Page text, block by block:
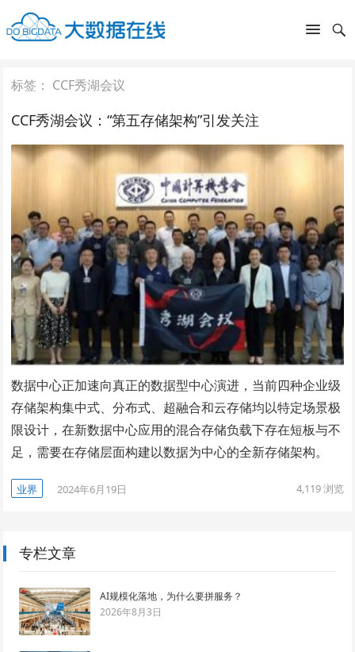
标签： CCF秀湖会议
CCF秀湖会议：“第五存储架构”引发关注
数据中心正加速向真正的数据型中心演进，当前四种企业级
存储架构集中式、分布式、超融合和云存储均以特定场景极
限设计，在新数据中心应用的混合存储负载下存在短板与不
足，需要在存储层面构建以数据为中心的全新存储架构。
业界 2024年6月19日 4,119浏览
专栏文章
AI规模化落地，为什么要拼服务？
2026年8月3日